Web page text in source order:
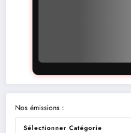
Nos émissions :